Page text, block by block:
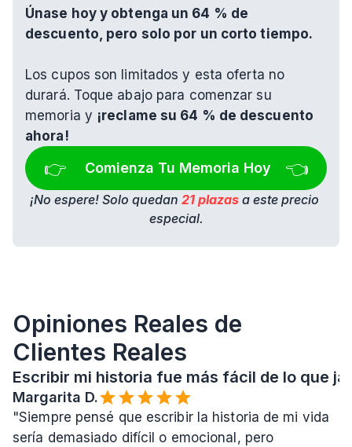
Únase hoy y obtenga un 64 % de
descuento, pero solo por un corto tiempo.
Los cupos son limitados y esta oferta no
durará. Toque abajo para comenzar su
memoria y ¡reclame su 64 % de descuento
ahora!
👉 Comienza Tu Memoria Hoy 👈
¡No espere! Solo quedan 21 plazas a este precio
especial.
Opiniones Reales de
Clientes Reales
Escribir mi historia fue más fácil de lo que
Margarita D.
"Siempre pensé que escribir la historia de mi vida
sería demasiado difícil o emocional, pero